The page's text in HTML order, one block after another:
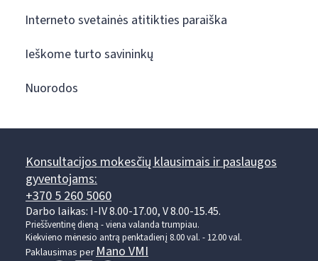
Interneto svetainės atitikties paraiška
Ieškome turto savininkų
Nuorodos
Konsultacijos mokesčių klausimais ir paslaugos
gyventojams:
+370 5 260 5060
Darbo laikas: I-IV 8.00-17.00, V 8.00-15.45.
Prieššventinę dieną - viena valanda trumpiau.
Kiekvieno mėnesio antrą penktadienį 8.00 val. - 12.00 val.
Paklausimas per Mano VMI